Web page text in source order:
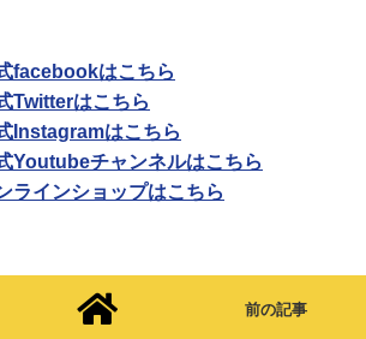
facebookはこちら
Twitterはこちら
Instagramはこちら
Youtubeチャンネルはこちら
ラインショップはこちら
前の記事